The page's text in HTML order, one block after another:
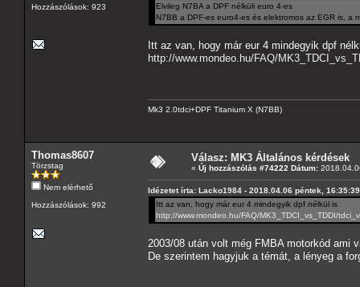
Hozzászólások: 923
Elvileg N7BA a DPF nélküli euro 4-es
N7BB a DPF-es euro4-es és elektromos az EGR is, a
Itt az van, hogy már eur 4 mindegyik dpf
http://www.mondeo.hu/FAQ/
Mk3 2.0tdci+DPF Titanium X (N7BB)
Thomas8607
Törzstag
Nem elérhető
Hozzászólások: 992
Válasz: MK3 Általános kérdések
« Új hozzászólás #74222 Dátum:
Idézetet írta: Lacko1984 - 2018.04.06 péntek, 16:35:39
Itt az van, hogy már eur 4 mindegyik dpf nélkül is
http://www.mondeo.hu/FAQ/MK3_TDCI_vs_TDDI/
2003/08 után volt még FMBA motorkód ami
De szerintem hagyjuk a témát, a lényeg a